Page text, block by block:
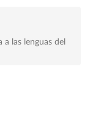
las lenguas del